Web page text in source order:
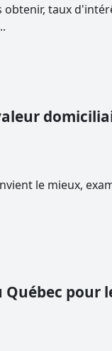
taux
le mieux,
pour